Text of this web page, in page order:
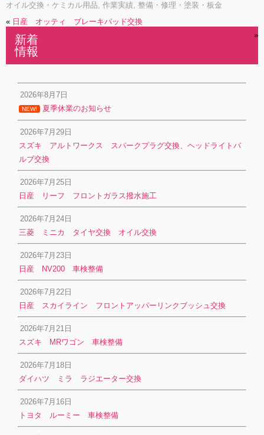
オイル交換・ケミカル用品, 作業実績, 整備・修理・塗装・板金
« 日産 オッティ ブレーキパッド交換
»
新着
情報
2026年8月7日
NEW! 夏季休業のお知らせ
2026年7月29日
スズキ アルトワークス スパークプラグ交換、ヘッドライトバ
ルブ交換
2026年7月25日
日産 リーフ フロントガラス撥水施工
2026年7月24日
三菱 ミニカ タイヤ交換 オイル交換
2026年7月23日
日産 NV200 車検整備
2026年7月22日
日産 スカイライン フロントアッパーリンクブッシュ交換
2026年7月21日
スズキ MRワゴン 車検整備
2026年7月18日
ダイハツ ミラ ラジエーター交換
2026年7月16日
トヨタ ルーミー 車検整備